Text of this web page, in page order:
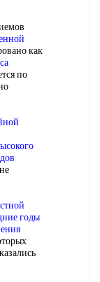
как
по
годы